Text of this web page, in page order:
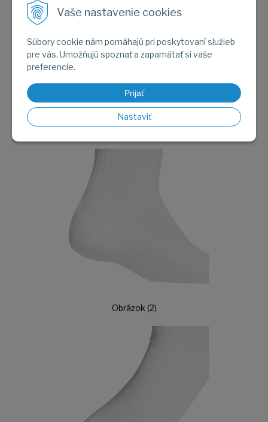
Vaše nastavenie cookies
Súbory cookie nám pomáhajú pri poskytovaní služieb
pre vás. Umožňujú spoznať a zapamätať si vaše
preferencie.
Prijať
Nastaviť
Obrázok (2)